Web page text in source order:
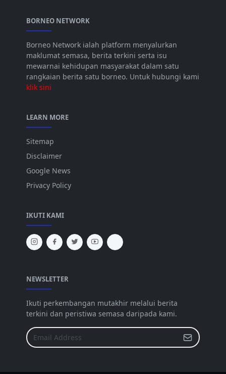
BORNEO NETWORK
Borneo Network ialah platform menyalurkan
maklumat semasa, berita terkini serta isu
mewarnai kehidupan masyarakat dalam satu
rangkaian berita satu borneo. Untuk hubungi kami
klik sini
LEARN MORE
Sitemap
Disclaimer
Google News
Privacy Policy
IKUTI KAMI
NEWSLETTER
Ikuti perkembangan mutakhir melalui berita
terkini dan peristiwa semasa daripada kami.